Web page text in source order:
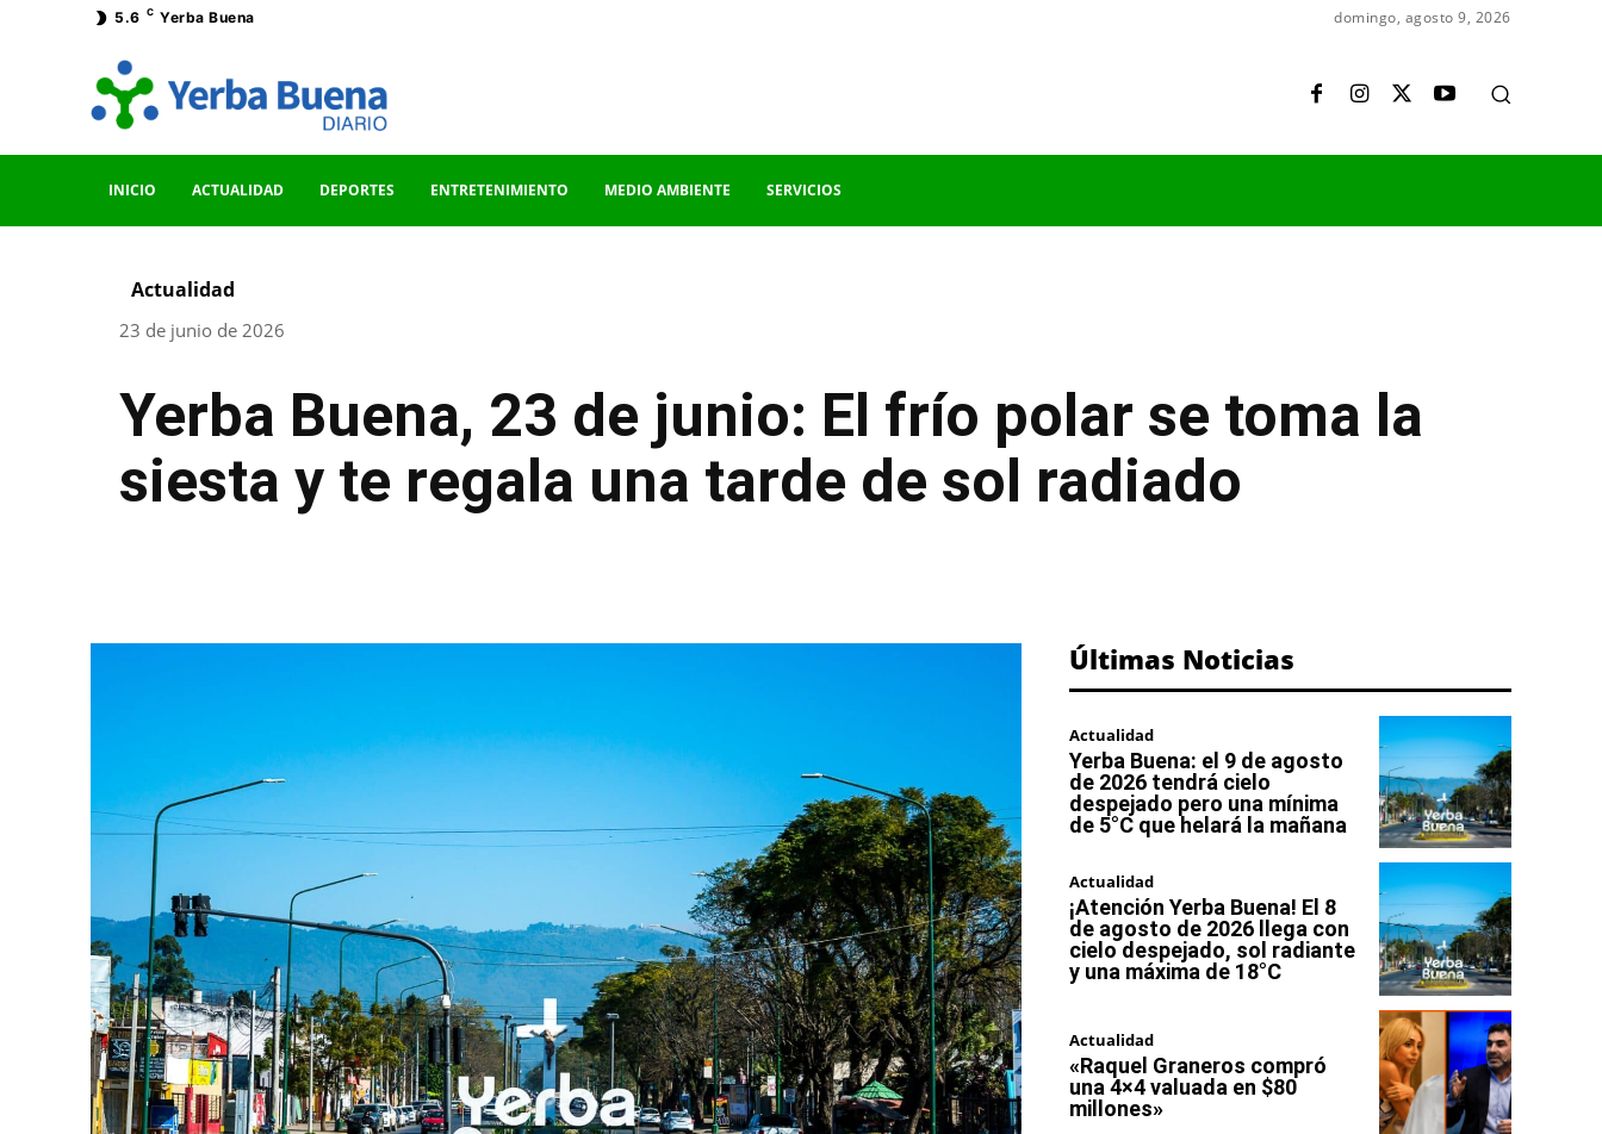
5.6 C Yerba Buena domingo, agosto 9, 2026
INICIO ACTUALIDAD DEPORTES ENTRETENIMIENTO MEDIO AMBIENTE SERVICIOS
Actualidad
23 de junio de 2026
Yerba Buena, 23 de junio: El frío polar se toma la
siesta y te regala una tarde de sol radiado
Últimas Noticias
Actualidad
Yerba Buena: el 9 de agosto
de 2026 tendrá cielo
despejado pero una mínima
de 5°C que helará la mañana
Actualidad
¡Atención Yerba Buena! El 8
de agosto de 2026 llega con
cielo despejado, sol radiante
y una máxima de 18°C
Actualidad
«Raquel Graneros compró
una 4×4 valuada en $80
millones»